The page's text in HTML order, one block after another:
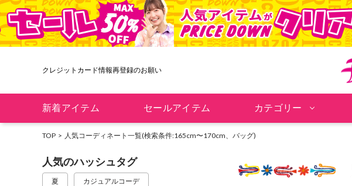
クレジットカード情報再登録のお願い
新着アイテム セールアイテム カテゴリー
TOP 人気コーディネート一覧(検索条件:165cm〜170cm、バッグ)
人気のハッシュタグ
夏 カジュアルコーデ